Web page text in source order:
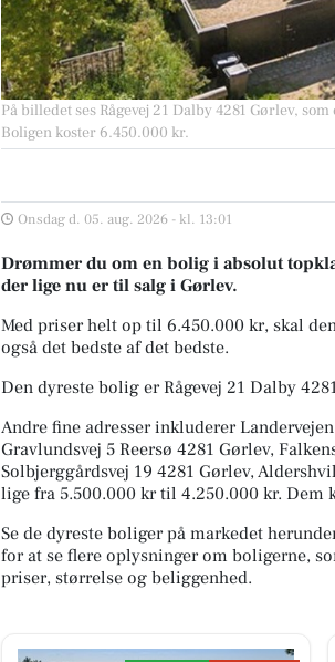
På billedet ses Rågevej 21 Dalby 4281 Gørlev,
Boligen koster 6.450.000 kr.
Onsdag d. 05. aug. 2026 - kl. 13:01
Drømmer du om en bolig i absolut
der lige nu er til salg i Gørlev.
Med priser helt op til 6.450.000 kr, skal
også det bedste af det bedste.
Den dyreste bolig er Rågevej 21 Dalby
Andre fine adresser inkluderer
Gravlundsvej 5 Reersø 4281 Gørlev,
Solbjerggårdsvej 19 4281 Gørlev,
lige fra 5.500.000 kr til 4.250.000 kr. Dem
Se de dyreste boliger på markedet
for at se flere oplysninger om boligerne,
priser, størrelse og beliggenhed.